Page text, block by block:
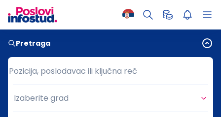
Pretraga
Pozicija, poslodavac ili ključna reč
Pozicija, poslodavac ili ključna reč
Grad
Izaberite grad